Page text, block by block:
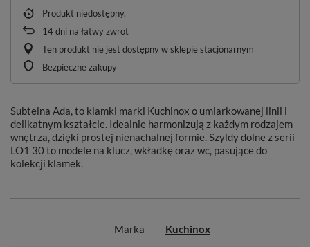
Produkt niedostępny
14dni na łatwy zwrot
Ten produkt nie jest dostępny w sklepie stacjonarnym
Bezpieczne zakupy
Subtelna Ada, to klamki marki Kuchinox o umiarkowanej linii i
delikatnym kształcie. Idealnie harmonizują z każdym rodzajem
wnętrza, dzięki prostej nienachalnej formie. Szyldy dolne z serii
LO1 30 to modele na klucz, wkładkę oraz wc, pasujące do
kolekcji klamek.
Marka Kuchinox